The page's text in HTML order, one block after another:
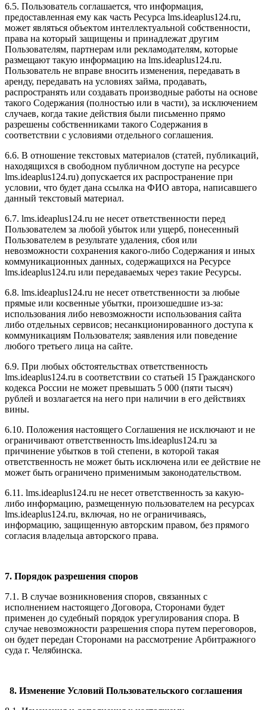
6.5. Пользователь соглашается, что информация,
предоставленная ему как часть Ресурса lms.ideaplus124.ru,
может являться объектом интеллектуальной собственности,
права на который защищены и принадлежат другим
Пользователям, партнерам или рекламодателям, которые
размещают такую информацию на lms.ideaplus124.ru.
Пользователь не вправе вносить изменения, передавать в
аренду, передавать на условиях займа, продавать,
распространять или создавать производные работы на основе
такого Содержания (полностью или в части), за исключением
случаев, когда такие действия были письменно прямо
разрешены собственниками такого Содержания в
соответствии с условиями отдельного соглашения.
6.6. В отношение текстовых материалов (статей, публикаций,
находящихся в свободном публичном доступе на ресурсе
lms.ideaplus124.ru) допускается их распространение при
условии, что будет дана ссылка на ФИО автора, написавшего
данный текстовый материал.
6.7. lms.ideaplus124.ru не несет ответственности перед
Пользователем за любой убыток или ущерб, понесенный
Пользователем в результате удаления, сбоя или
невозможности сохранения какого-либо Содержания и иных
коммуникационных данных, содержащихся на Ресурсе
lms.ideaplus124.ru или передаваемых через такие Ресурсы.
6.8. lms.ideaplus124.ru не несет ответственности за любые
прямые или косвенные убытки, произошедшие из-за:
использования либо невозможности использования сайта
либо отдельных сервисов; несанкционированного доступа к
коммуникациям Пользователя; заявления или поведение
любого третьего лица на сайте.
6.9. При любых обстоятельствах ответственность
lms.ideaplus124.ru в соответствии со статьей 15 Гражданского
кодекса России не может превышать 5 000 (пяти тысяч)
рублей и возлагается на него при наличии в его действиях
вины.
6.10. Положения настоящего Соглашения не исключают и не
ограничивают ответственность lms.ideaplus124.ru за
причинение убытков в той степени, в которой такая
ответственность не может быть исключена или ее действие не
может быть ограничено применимым законодательством.
6.11. lms.ideaplus124.ru не несет ответственность за какую-
либо информацию, размещенную пользователем на ресурсах
lms.ideaplus124.ru, включая, но не ограничиваясь,
информацию, защищенную авторским правом, без прямого
согласия владельца авторского права.
7. Порядок разрешения споров
7.1. В случае возникновения споров, связанных с
исполнением настоящего Договора, Сторонами будет
применен до судебный порядок урегулирования спора. В
случае невозможности разрешения спора путем переговоров,
он будет передан Сторонами на рассмотрение Арбитражного
суда г. Челябинска.
8. Изменение Условий Пользовательского соглашения